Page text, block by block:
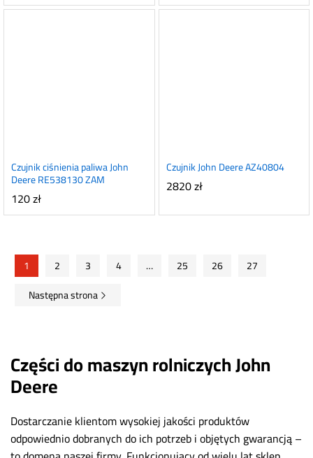
Czujnik ciśnienia paliwa John
Deere RE538130 ZAM
120zł
Czujnik John Deere AZ40804
2820zł
1 2 3 4 … 25 26
27
Następna strona
Części do maszyn rolniczych John
Deere
Dostarczanie klientom wysokiej jakości produktów
odpowiednio dobranych do ich potrzeb i objętych gwarancją –